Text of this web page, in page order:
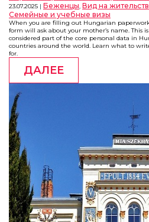
23.07.2025
Беженцы, Вид на
Семейные и учебные визы
When you are filling out Hungarian
form will ask about your mother’s name. This
considered part of the core personal data in
countries around the world. Learn what to
for.
ДАЛЕЕ